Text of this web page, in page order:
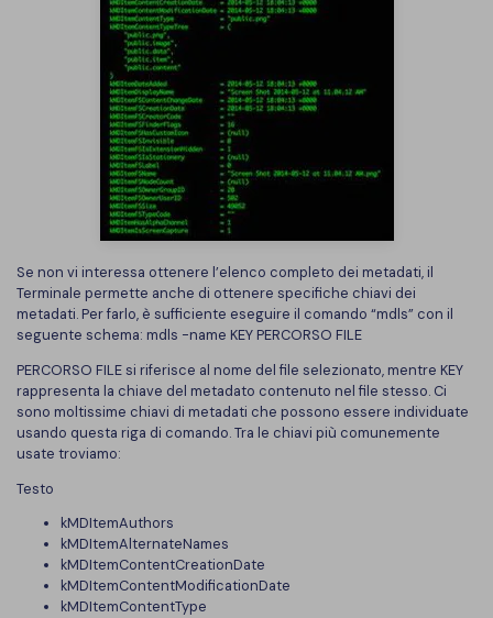
Se non vi interessa ottenere l’elenco completo dei metadati, il
Terminale permette anche di ottenere specifiche chiavi dei
metadati. Per farlo, è sufficiente eseguire il comando “mdls” con il
seguente schema: mdls -name KEY PERCORSO FILE
PERCORSO FILE si riferisce al nome del file selezionato, mentre KEY
rappresenta la chiave del metadato contenuto nel file stesso. Ci
sono moltissime chiavi di metadati che possono essere individuate
usando questa riga di comando. Tra le chiavi più comunemente
usate troviamo:
Testo
kMDItemAuthors
kMDItemAlternateNames
kMDItemContentCreationDate
kMDItemContentModificationDate
kMDItemContentType